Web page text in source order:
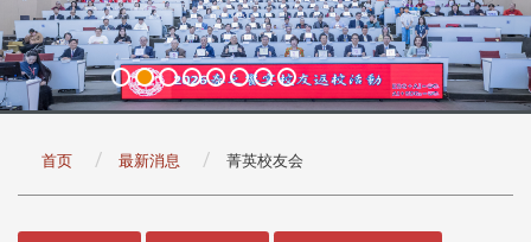
首页 最新消息 菁英校友会